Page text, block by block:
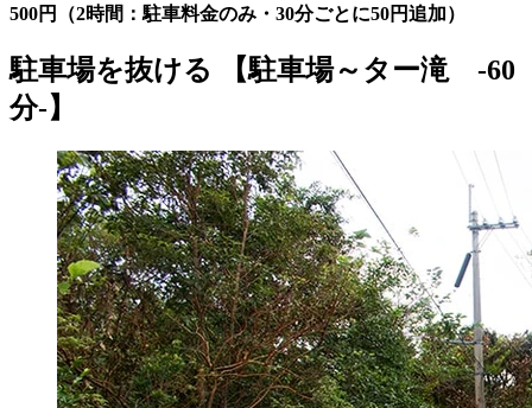
500円（2時間：駐車料金のみ・30分ごとに50円追加）
駐車場を抜ける 【駐車場～ター滝 -60
分-】